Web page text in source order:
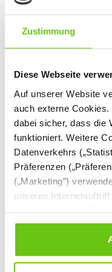
Zustimmung
Diese Webseite
Auf unserer Website
auch externe Cookies.
dabei sicher, dass die
funktioniert. Weitere
Datenverkehrs
Präferenzen
(„Marketing”)
unseren
Cookies Sie erlauben.
wählen Sie „Alle
Daten verarbeitet, die
%
Radiergummi A,
Stck.